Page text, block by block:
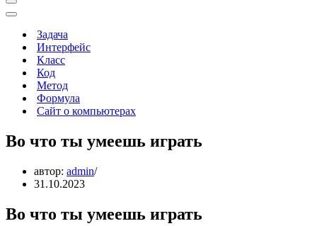
Меню
навигации
Меню
навигацииЗадача
Интерфейс
Класс
Код
Метод
Формула
Сайт о компьютерах
Во что ты умеешь играть
автор: admin
31.10.2023
Во что ты умеешь играть